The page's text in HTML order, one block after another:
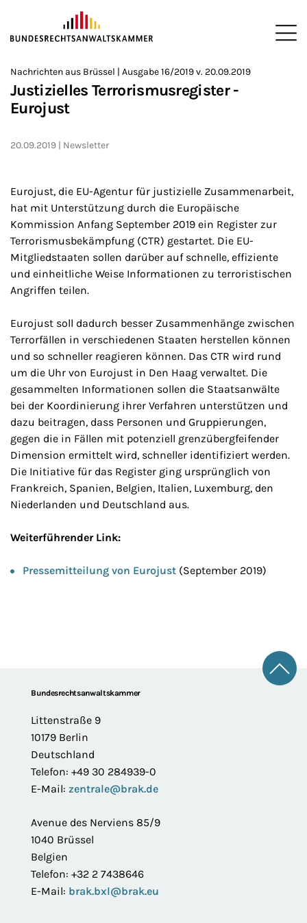
ZUM HAUPTINHALT SPRINGEN
Sie befinden sich hier:
>
Startseite
>
Newsroom
>
Newsletter
>
Nachrichten aus Brüssel
Nachrichten aus Brüssel | Ausgabe 16/2019 v. 20.09.2019
Justizielles Terrorismusregister -
Eurojust
20.09.2019 Newsletter
Eurojust, die EU-Agentur für justizielle Zusammenarbeit,
hat mit Unterstützung durch die Europäische
Kommission Anfang September 2019 ein Register zur
Terrorismusbekämpfung (CTR) gestartet. Die EU-
Mitgliedstaaten sollen darüber auf schnelle, effiziente
und einheitliche Weise Informationen zu terroristischen
Angriffen teilen.
Eurojust soll dadurch besser Zusammenhänge zwischen
Terrorfällen in verschiedenen Staaten herstellen können
und so schneller reagieren können. Das CTR wird rund
um die Uhr von Eurojust in Den Haag verwaltet. Die
gesammelten Informationen sollen die Staatsanwälte
bei der Koordinierung ihrer Verfahren unterstützen und
dazu beitragen, dass Personen und Gruppierungen,
gegen die in Fällen mit potenziell grenzübergfeifender
Dimension ermittelt wird, schneller identifiziert werden.
Die Initiative für das Register ging ursprünglich von
Frankreich, Spanien, Belgien, Italien, Luxemburg, den
Niederlanden und Deutschland aus.
Weiterführender Link:
Pressemitteilung von Eurojust (September 2019)
FooterBundesrechtsanwaltskammer
Littenstraße 9
10179 Berlin
Deutschland
Telefon: +49 30 284939-0
E-Mail: zentrale@brak.de
Avenue des Nerviens 85/9
1040 Brüssel
Belgien
Telefon: +32 2 7438646
E-Mail: brak.bxl@brak.eu